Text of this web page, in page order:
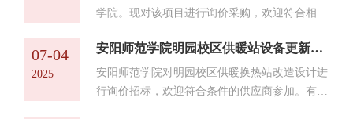
学院。现对该项目进行询价采购，欢迎符合相关
院文明大道校区学生浴池项目二、项目地点：安
阳师范学院文明大道校区院内三、中标条件：管
理费报价最高者中标四、工期：2025年8月31日
07-04
2025
安阳师范学院明园校区供暖站设备更新设计项目询价公告
安阳师范学院对明园校区供暖换热站改造设计进
行询价招标，欢迎符合条件的供应商参加。有关